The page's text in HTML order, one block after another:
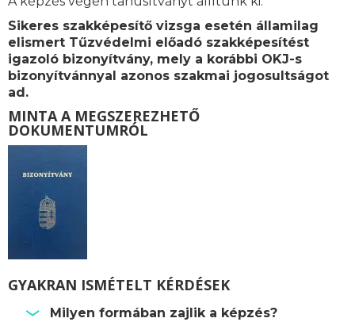
Sikeres szakképesítő vizsga esetén államilag
elismert Tűzvédelmi előadó szakképesítést
igazoló bizonyítvány, mely a korábbi OKJ-s
bizonyítvánnyal azonos szakmai jogosultságot
ad.
MINTA A MEGSZEREZHETŐ
DOKUMENTUMRÓL
GYAKRAN ISMÉTELT KÉRDÉSEK
Milyen formában zajlik a képzés?